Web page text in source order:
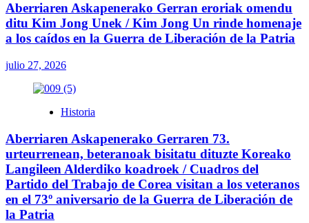
Aberriaren Askapenerako Gerran eroriak omendu
ditu Kim Jong Unek / Kim Jong Un rinde homenaje
a los caídos en la Guerra de Liberación de la Patria
julio 27, 2026
Historia
Aberriaren Askapenerako Gerraren 73.
urteurrenean, beteranoak bisitatu dituzte Koreako
Langileen Alderdiko koadroek / Cuadros del
Partido del Trabajo de Corea visitan a los veteranos
en el 73º aniversario de la Guerra de Liberación de
la Patria